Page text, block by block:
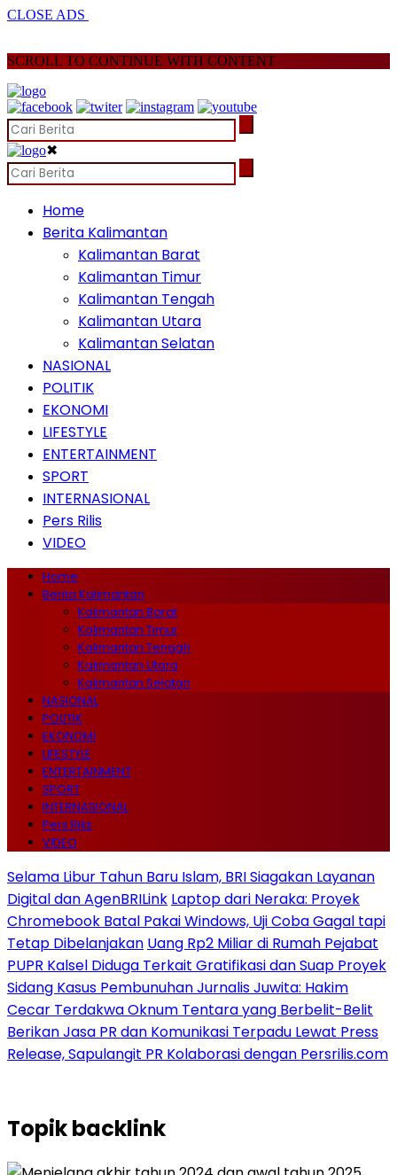
CLOSE ADS
SCROLL TO CONTINUE WITH CONTENT
✖
Home
Berita Kalimantan
Kalimantan Barat
Kalimantan Timur
Kalimantan Tengah
Kalimantan Utara
Kalimantan Selatan
NASIONAL
POLITIK
EKONOMI
LIFESTYLE
ENTERTAINMENT
SPORT
INTERNASIONAL
Pers Rilis
VIDEO
Home
Berita Kalimantan
Kalimantan Barat
Kalimantan Timur
Kalimantan Tengah
Kalimantan Utara
Kalimantan Selatan
NASIONAL
POLITIK
EKONOMI
LIFESTYLE
ENTERTAINMENT
SPORT
INTERNASIONAL
Pers Rilis
VIDEO
Selama Libur Tahun Baru Islam, BRI Siagakan Layanan
Digital dan AgenBRILink Laptop dari Neraka: Proyek
Chromebook Batal Pakai Windows, Uji Coba Gagal tapi
Tetap Dibelanjakan Uang Rp2 Miliar di Rumah Pejabat
PUPR Kalsel Diduga Terkait Gratifikasi dan Suap Proyek
Sidang Kasus Pembunuhan Jurnalis Juwita: Hakim
Cecar Terdakwa Oknum Tentara yang Berbelit-Belit
Berikan Jasa PR dan Komunikasi Terpadu Lewat Press
Release, Sapulangit PR Kolaborasi dengan Persrilis.com
Topikbacklink